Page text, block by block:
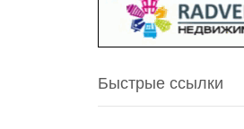
Быстрые ссылки